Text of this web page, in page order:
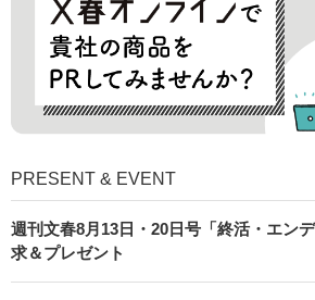
PRESENT & EVENT
週刊文春8月13日・20日号「終活・エン
求＆プレゼント